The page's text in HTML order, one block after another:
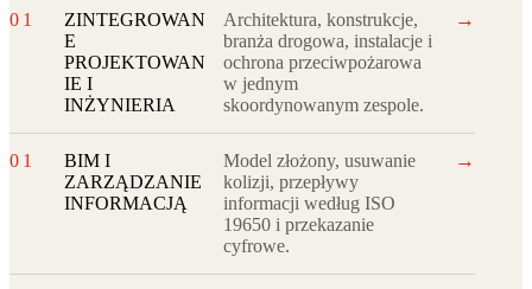
01
ZINTEGROWAN
E
PROJEKTOWAN
IE I
INŻYNIERIA
Architektura, konstrukcje,
branża drogowa, instalacje i
ochrona przeciwpożarowa
w jednym
skoordynowanym zespole.
→
01
BIM I
ZARZĄDZANIE
INFORMACJĄ
Model złożony, usuwanie
kolizji, przepływy
informacji według ISO
19650 i przekazanie
cyfrowe.
→